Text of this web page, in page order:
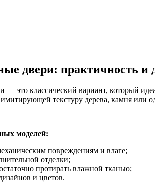
двери: практичность и
это классический вариант, который
текстуру дерева, камня или
моделей:
повреждениям и влаге;
отделки;
протирать влажной тканью;
и цветов.